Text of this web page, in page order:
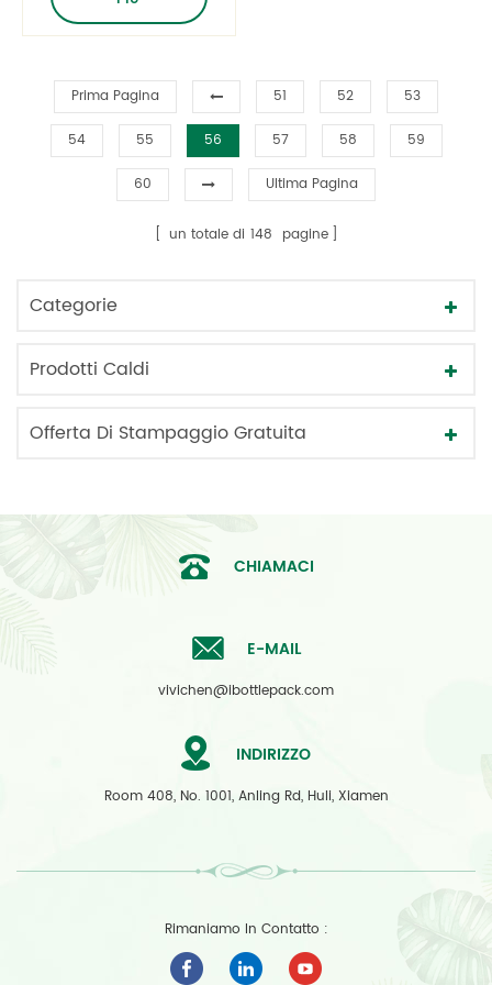
coperchio in ABS
Prima Pagina 51 52 53
54 55 56 57 58 59
60 Ultima Pagina
un totale di 148 pagine
Categorie
Prodotti Caldi
Offerta Di Stampaggio Gratuita
CHIAMACI
E-MAIL
vivichen@ibottlepack.com
INDIRIZZO
Room 408, No. 1001, Anling Rd, Huli, Xiamen
Rimaniamo In Contatto :